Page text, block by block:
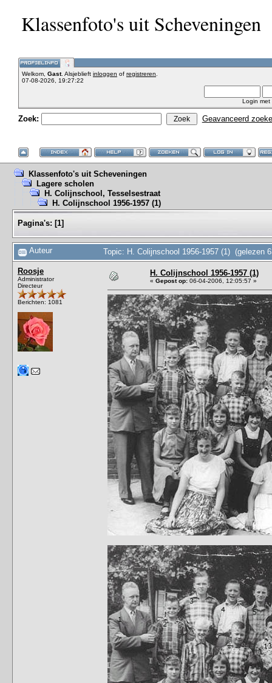
Klassenfoto's uit Scheveningen
Welkom, Gast. Alsjeblieft inloggen of registreren
07-08-2026, 19:27:22
Login met
Zoek: Geavanceerd
Klassenfoto's uit Scheveningen
Lagere scholen
H. Colijnschool, Tesselsestraat
H. Colijnschool 1956-1957 (1)
Pagina's: [1]
Auteur Topic: H. Colijnschool 1956-1957 (1) (gelezen
Roosje
Administrator
Directeur
Berichten: 1081
H. Colijnschool 1956-1957 (1)
« Gepost op: 06-04-2006, 12:05:57 »